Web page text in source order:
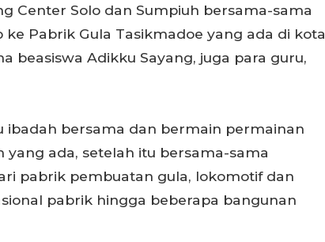
Center Solo dan Sumpiuh bersama-sama
Pabrik Gula Tasikmadoe yang ada di kota
beasiswa Adikku Sayang, juga para guru,
ibadah bersama dan bermain permainan
ada, setelah itu bersama-sama
pabrik pembuatan gula, lokomotif dan
pabrik hingga beberapa bangunan